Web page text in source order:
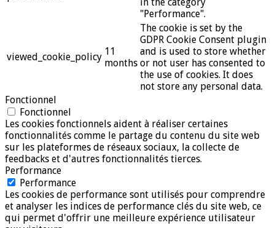
"Performance".
viewed_cookie_policy 11
months
The cookie is set by the
GDPR Cookie Consent plugin
and is used to store whether
or not user has consented to
the use of cookies. It does
not store any personal data.
Fonctionnel
Fonctionnel
Les cookies fonctionnels aident à réaliser certaines
fonctionnalités comme le partage du contenu du site web
sur les plateformes de réseaux sociaux, la collecte de
feedbacks et d'autres fonctionnalités tierces.
Performance
Performance
Les cookies de performance sont utilisés pour comprendre
et analyser les indices de performance clés du site web, ce
qui permet d'offrir une meilleure expérience utilisateur